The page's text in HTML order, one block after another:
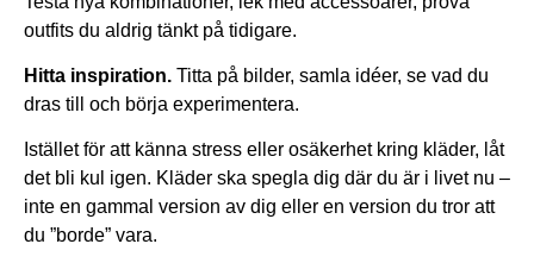
outfits du aldrig tänkt på tidigare.
Hitta inspiration. Titta på bilder, samla idéer, se vad du
dras till och börja experimentera.
Istället för att känna stress eller osäkerhet kring kläder, låt
det bli kul igen. Kläder ska spegla dig där du är i livet nu –
inte en gammal version av dig eller en version du tror att
du ”borde” vara.